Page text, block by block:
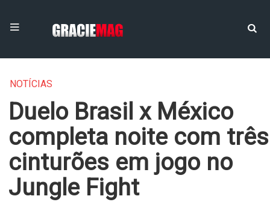
NOTÍCIAS
Duelo Brasil x México
completa noite com três
cinturões em jogo no
Jungle Fight